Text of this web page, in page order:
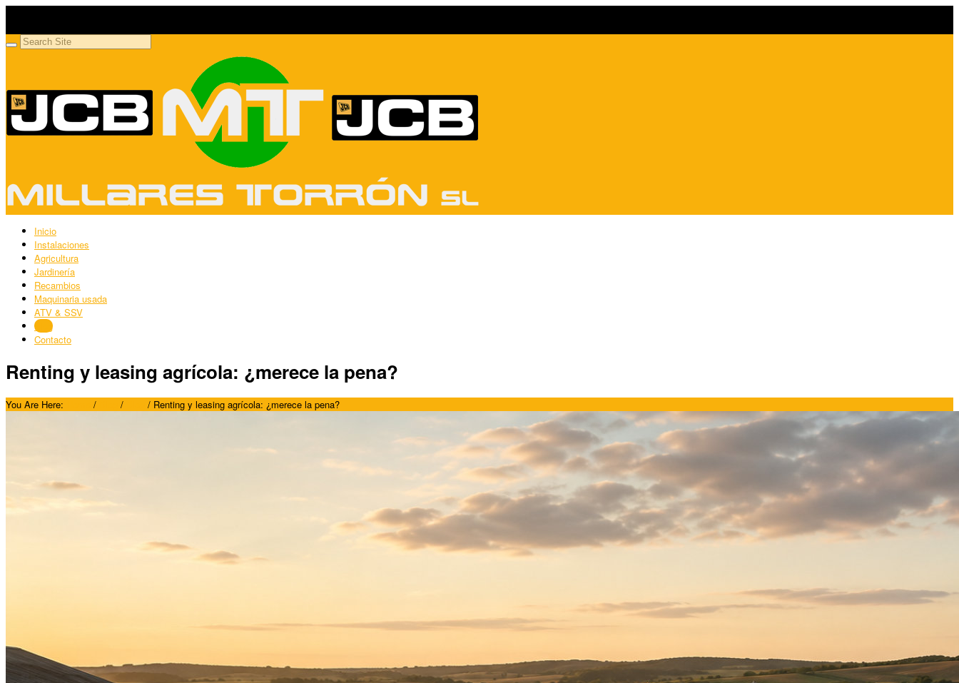
Inicio
Instalaciones
Agricultura
Jardinería
Recambios
Maquinaria usada
ATV & SSV
Blog
Contacto
Renting y leasing agrícola: ¿merece la pena?
You Are Here: / / / Renting y leasing agrícola: ¿merece la pena?